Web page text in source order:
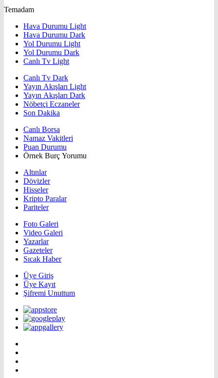
Temadam
Hava Durumu Light
Hava Durumu Dark
Yol Durumu Light
Yol Durumu Dark
Canlı Tv Light
Canlı Tv Dark
Yayın Akışları Light
Yayın Akışları Dark
Nöbetçi Eczaneler
Son Dakika
Canlı Borsa
Namaz Vakitleri
Puan Durumu
Örnek Burç Yorumu
Altınlar
Dövizler
Hisseler
Kripto Paralar
Pariteler
Foto Galeri
Video Galeri
Yazarlar
Gazeteler
Sıcak Haber
Üye Giriş
Üye Kayıt
Şifremi Unuttum